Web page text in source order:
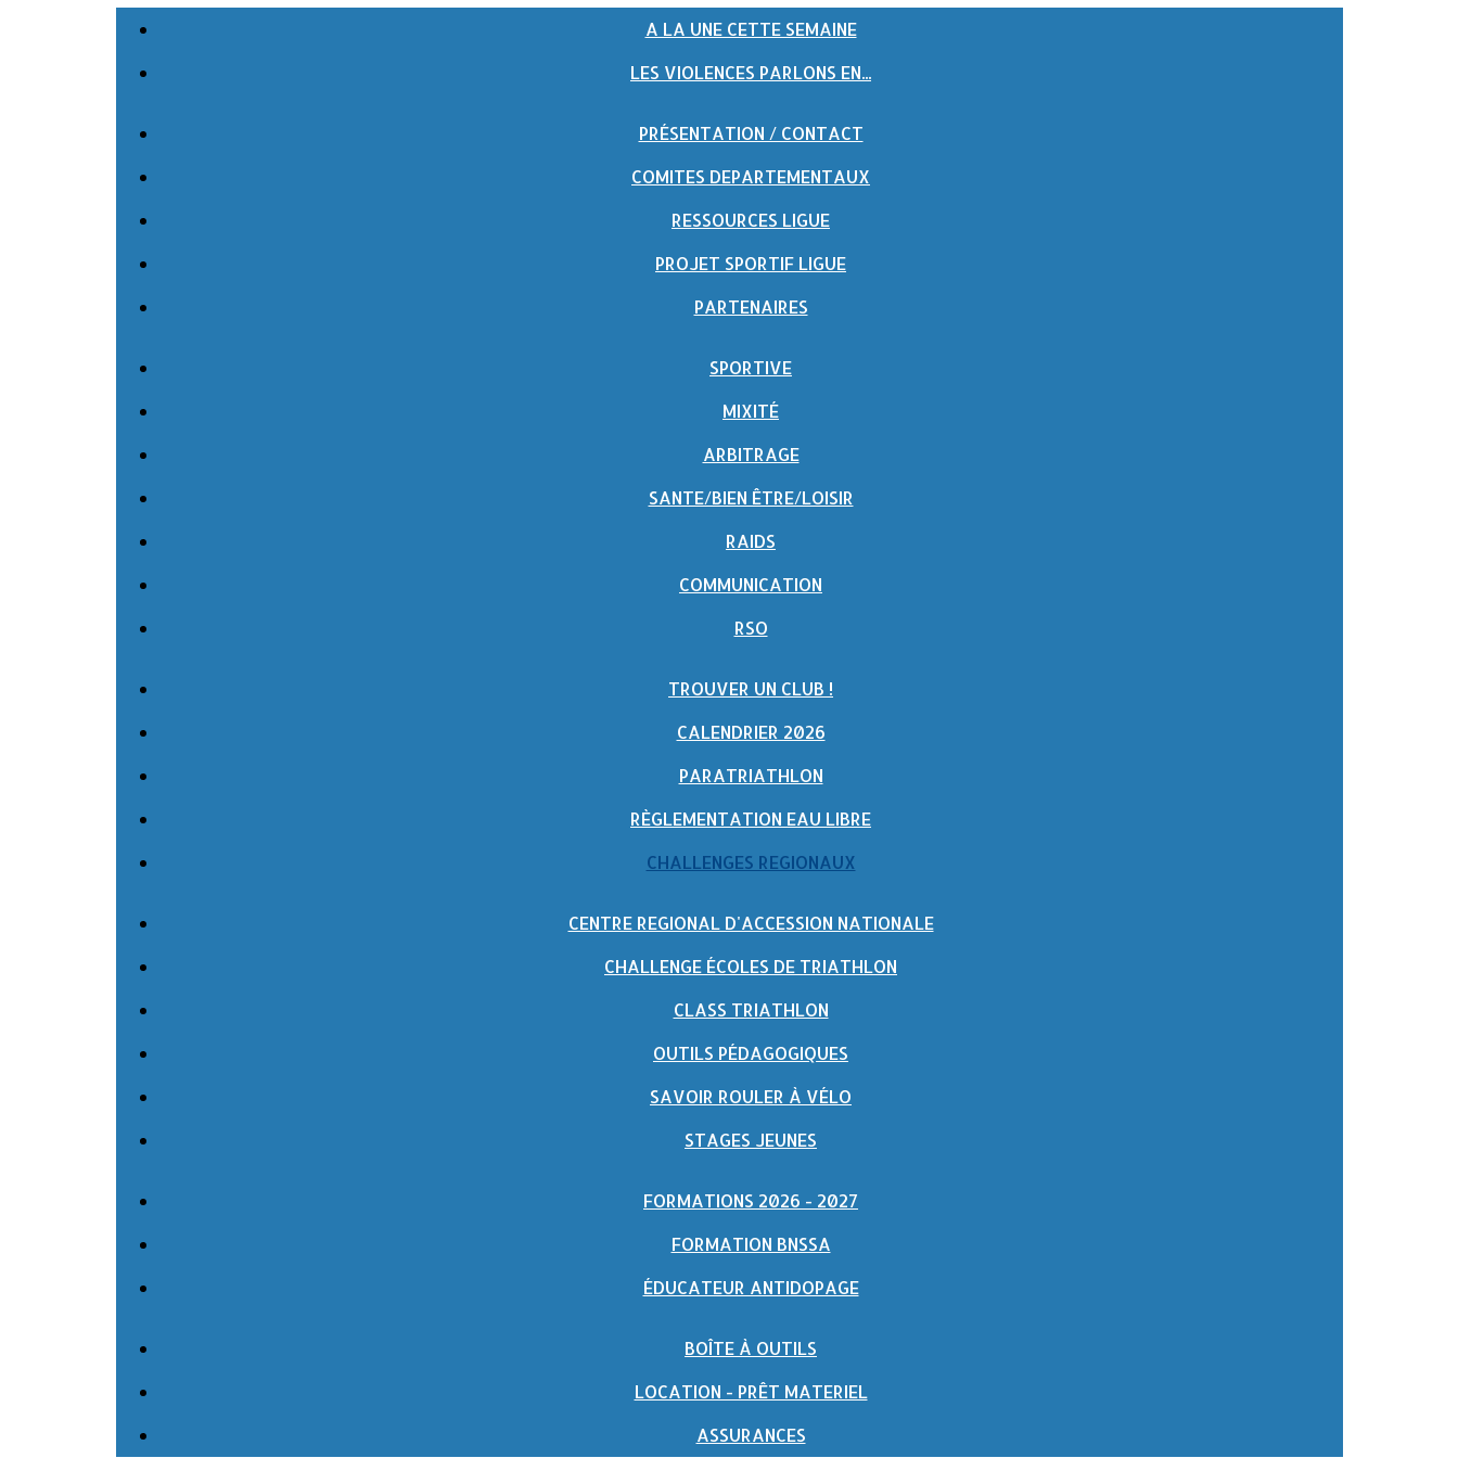
A LA UNE CETTE SEMAINE
LES VIOLENCES PARLONS EN...
PRÉSENTATION / CONTACT
COMITES DEPARTEMENTAUX
RESSOURCES LIGUE
PROJET SPORTIF LIGUE
PARTENAIRES
SPORTIVE
MIXITÉ
ARBITRAGE
SANTE/BIEN ÊTRE/LOISIR
RAIDS
COMMUNICATION
RSO
TROUVER UN CLUB !
CALENDRIER 2026
PARATRIATHLON
RÈGLEMENTATION EAU LIBRE
CHALLENGES REGIONAUX
CENTRE REGIONAL D'ACCESSION NATIONALE
CHALLENGE ÉCOLES DE TRIATHLON
CLASS TRIATHLON
OUTILS PÉDAGOGIQUES
SAVOIR ROULER À VÉLO
STAGES JEUNES
FORMATIONS 2026 - 2027
FORMATION BNSSA
ÉDUCATEUR ANTIDOPAGE
BOÎTE À OUTILS
LOCATION - PRÊT MATERIEL
ASSURANCES